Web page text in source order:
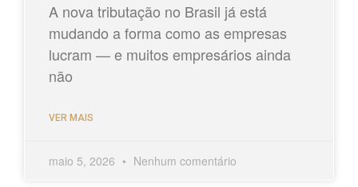
A nova tributação no Brasil já está
mudando a forma como as empresas
lucram — e muitos empresários ainda
não
VER MAIS
maio 5, 2026 Nenhum comentário